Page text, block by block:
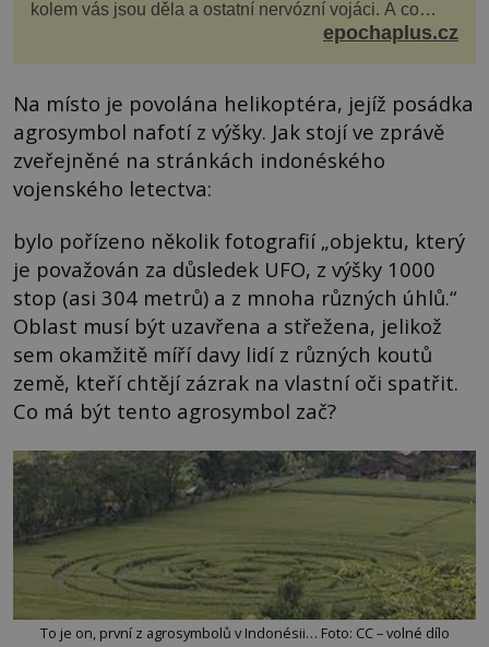
kolem vás jsou děla a ostatní nervózní vojáci. A co
děláte vy? Hrajete si… s jojem! Zdá se v...epochaplus.cz
Na místo je povolána helikoptéra, jejíž posádka
agrosymbol nafotí z výšky. Jak stojí ve zprávě
zveřejněné na stránkách indonéského
vojenského letectva:
bylo pořízeno několik fotografií „objektu, který
je považován za důsledek UFO, z výšky 1000
stop (asi 304 metrů) a z mnoha různých úhlů.“
Oblast musí být uzavřena a střežena, jelikož
sem okamžitě míří davy lidí z různých koutů
země, kteří chtějí zázrak na vlastní oči spatřit.
Co má být tento agrosymbol zač?
To je on, první z agrosymbolů v Indonésii… Foto: CC – volné dílo